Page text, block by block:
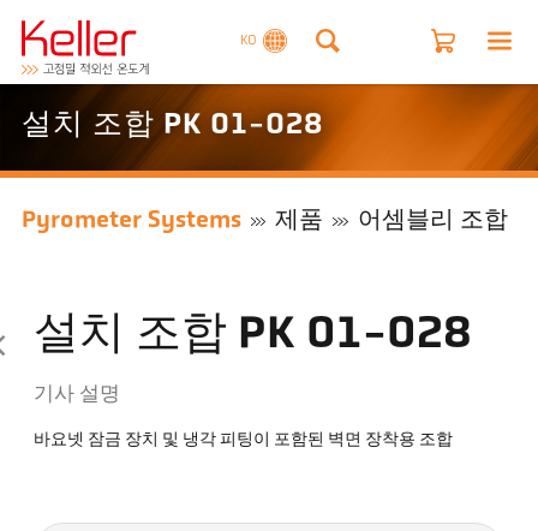
KO
설치 조합 PK 01-028
Pyrometer Systems 제품 어셈블리 조합
설치 조합 PK 01-028
기사 설명
바요넷 잠금 장치 및 냉각 피팅이 포함된 벽면 장착용 조합